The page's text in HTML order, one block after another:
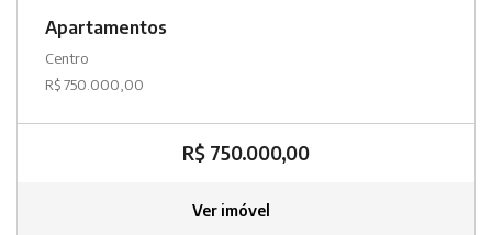
Apartamentos
Centro
R$ 750.000,00
R$ 750.000,00
Ver imóvel